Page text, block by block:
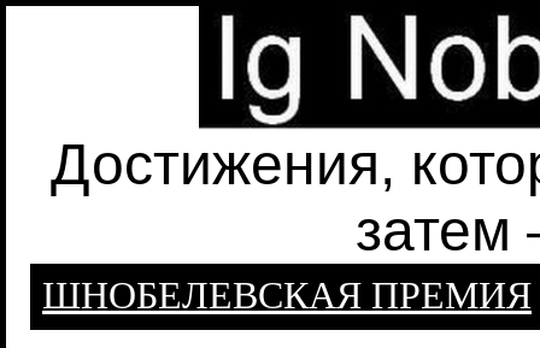
Достижения,
затем
ШНОБЕЛЕВСКАЯ ПРЕМИЯ